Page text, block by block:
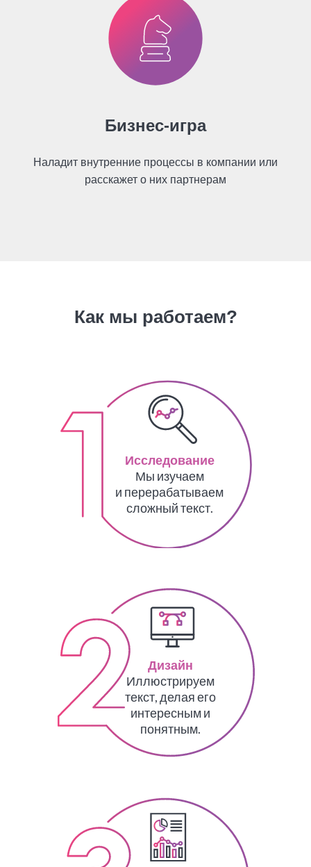
Бизнес-игра
Наладит внутренние процессы в компании или
расскажет о них партнерам
Как мы работаем?
Исследование
Мы изучаем
и перерабатываем
сложный текст.
Дизайн
Иллюстрируем
текст, делая его
интересным и
понятным.